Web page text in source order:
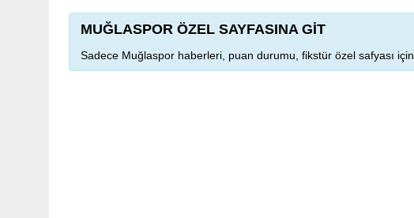
MUĞLASPOR ÖZEL SAYFASINA GİT
Sadece Muğlaspor haberleri, puan durumu, fikstür özel safyası için